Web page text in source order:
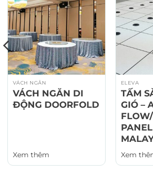
VÁCH NGĂN
VÁCH NGĂN DI
ĐỘNG DOORFOLD
Xem thêm
ELEVA
TẤM
GIÓ –
FLOW/
Xem